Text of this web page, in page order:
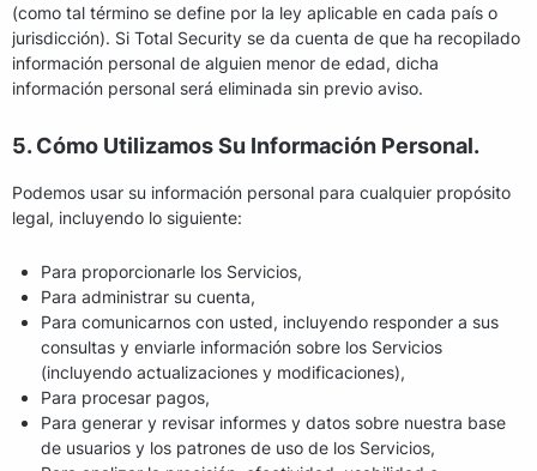
(como tal término se define por la ley aplicable en cada país o
jurisdicción). Si Total Security se da cuenta de que ha recopilado
información personal de alguien menor de edad, dicha
información personal será eliminada sin previo aviso.
5. Cómo Utilizamos Su Información Personal.
Podemos usar su información personal para cualquier propósito
legal, incluyendo lo siguiente:
Para proporcionarle los Servicios,
Para administrar su cuenta,
Para comunicarnos con usted, incluyendo responder a sus
consultas y enviarle información sobre los Servicios
(incluyendo actualizaciones y modificaciones),
Para procesar pagos,
Para generar y revisar informes y datos sobre nuestra base
de usuarios y los patrones de uso de los Servicios,